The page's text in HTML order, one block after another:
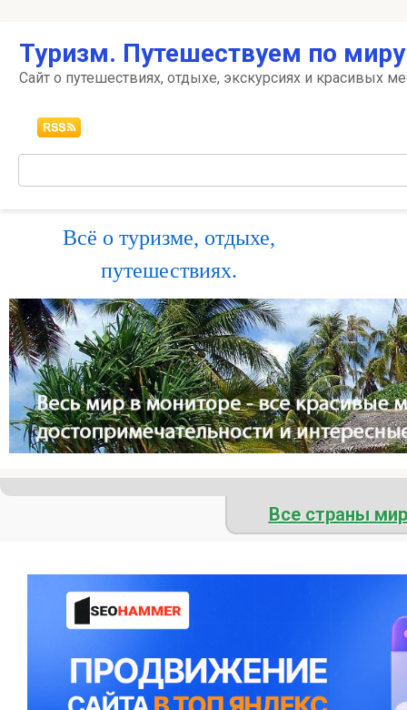
контенту
Туризм. Путешествуем по
Сайт о путешествиях, отдыхе, экскурсиях и красивых
Всё о туризме, отдыхе,
путешествиях.
Все страны